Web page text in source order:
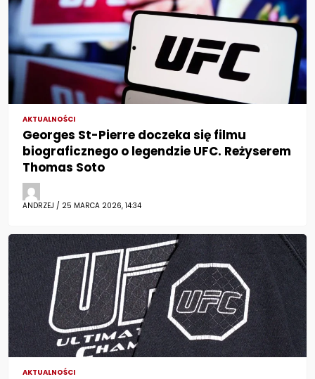
AKTUALNOŚCI
Georges St-Pierre doczeka się filmu
biograficznego o legendzie UFC. Reżyserem
Thomas Soto
ANDRZEJ / 25 MARCA 2026, 14:34
AKTUALNOŚCI